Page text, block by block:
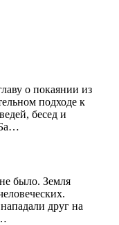
о покаянии из
подходе к
бесед и
было. Земля
друг на